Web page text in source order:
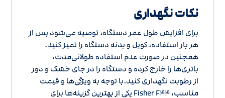
نکات نگهداری
برای افزایش طول عمر دستگاه، توصیه می‌شود پس از
هر بار استفاده، کویل و بدنه دستگاه را تمیز کنید.
همچنین در صورت عدم استفاده طولانی‌مدت،
باتری‌ها را خارج کرده و دستگاه را در جای خشک و دور
از رطوبت نگهداری کنید.با توجه به ویژگی‌ها و قیمت
مناسب، Fisher F۴۴ یکی از بهترین گزینه‌ها برای